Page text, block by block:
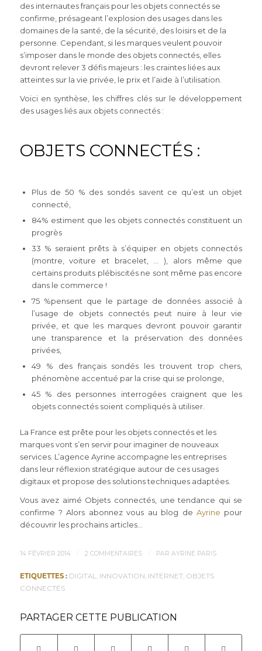
des internautes français pour les objets connectés se
confirme, présageant l’explosion des usages dans les
domaines de la santé, de la sécurité, des loisirs et de la
personne. Cependant, si les marques veulent pouvoir
s’imposer dans le monde des objets connectés, elles
devront relever 3 défis majeurs : les craintes liées aux
atteintes sur la vie privée, le prix et l’aide à l’utilisation.
Voici en synthèse, les chiffres clés sur le développement
des usages liés aux objets connectés :
OBJETS CONNECTÉS :
Plus de 50 % des sondés savent ce qu’est un objet
connecté,
84% estiment que les objets connectés constituent un
progrès
33 % seraient prêts à s’équiper en objets connectés
(montre, voiture et bracelet, … ), alors même que
certains produits plébiscités ne sont même pas encore
dans le commerce !
75 %pensent que le partage de données associé à
l’usage de objets connectés peut nuire à leur vie
privée, et que les marques devront pouvoir garantir
une transparence et la préservation des données
privées,
49 % des français sondés les trouvent trop chers,
phénomène accentué par la crise qui se prolonge,
45 % des personnes interrogées craignent que les
objets connectés soient compliqués à utiliser.
La France est prête pour les objets connectés et les
marques vont s’en servir pour imaginer de nouveaux
services. L’agence Ayrine accompagne les entreprises
dans leur réflexion stratégique autour de ces usages
digitaux et propose des solutions techniques adaptées.
Vous avez aimé Objets connectés, une tendance qui se
confirme ? Alors abonnez vous au blog de Ayrine pour
découvrir les prochains articles…
14 FÉVRIER 2014 2 COMMENTAIRES PAR AYRINE PARIS
ETIQUETTES : DIGITAL, INNOVATION, INTERNET, OBJETS
CONNECTÉS
PARTAGER CETTE PUBLICATION